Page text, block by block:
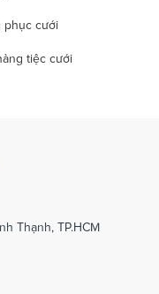
phục cưới
tiệc cưới
Thạnh, TP.HCM